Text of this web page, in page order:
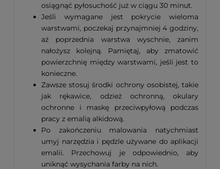
osiągnąć pyłosuchość już w ciągu 30 minut.
Jeśli wymagane jest pokrycie wieloma
warstwami, poczekaj przynajmniej 4 godziny,
aż poprzednia warstwa wyschnie, zanim
nałożysz kolejną. Pamiętaj, aby zmatowić
powierzchnię między warstwami, jeśli jest to
konieczne.
Zawsze stosuj środki ochrony osobistej, takie
jak rękawice, odzież ochronną, okulary
ochronne i maskę przeciwpyłową podczas
pracy z emalią alkidową.
Po zakończeniu malowania natychmiast
umyj narzędzia i pędzle używane do aplikacji
emalii. Przechowuj je odpowiednio, aby
uniknąć wysychania farby na nich.